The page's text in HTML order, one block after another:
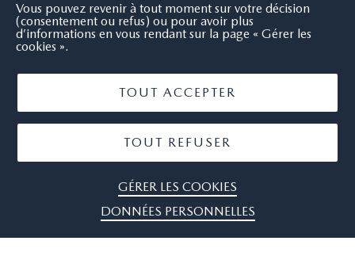
Vous pouvez revenir à tout moment sur votre décision
(consentement ou refus) ou pour avoir plus
d’informations en vous rendant sur la page « Gérer les
cookies ».
TOUT ACCEPTER
TOUT REFUSER
GÉRER LES COOKIES
DONNÉES PERSONNELLES